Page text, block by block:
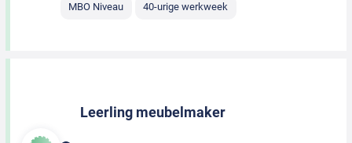
MBO Niveau 40-urige werkweek
Leerling meubelmaker